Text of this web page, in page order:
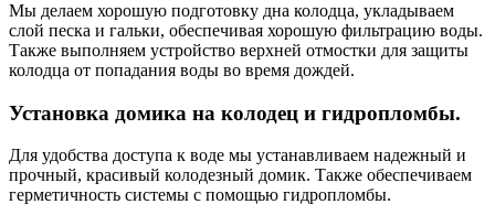
Мы делаем хорошую подготовку дна колодца, укладываем
слой песка и гальки, обеспечивая хорошую фильтрацию воды.
Также выполняем устройство верхней отмостки для защиты
колодца от попадания воды во время дождей.
Установка домика на колодец и гидропломбы.
Для удобства доступа к воде мы устанавливаем надежный и
прочный, красивый колодезный домик. Также обеспечиваем
герметичность системы с помощью гидропломбы.